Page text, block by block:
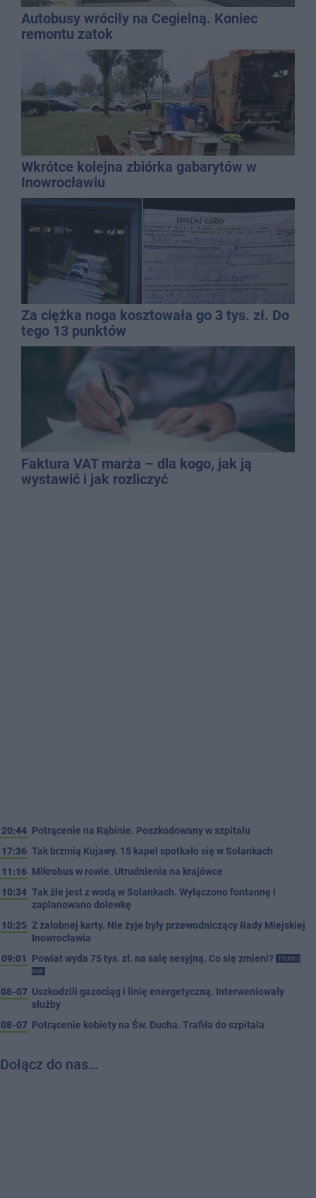
Autobusy wróciły na Cegielną. Koniec
remontu zatok
Wkrótce kolejna zbiórka gabarytów w
Inowrocławiu
Za ciężka noga kosztowała go 3 tys. zł. Do
tego 13 punktów
Faktura VAT marża – dla kogo, jak ją
wystawić i jak rozliczyć
20:44 Potrącenie na Rąbinie. Poszkodowany w szpitalu
17:36 Tak brzmią Kujawy. 15 kapel spotkało się w Solankach
11:16 Mikrobus w rowie. Utrudnienia na krajówce
10:34 Tak źle jest z wodą w Solankach. Wyłączono fontannę i
zaplanowano dolewkę
10:25 Z żałobnej karty. Nie żyje były przewodniczący Rady Miejskiej
Inowrocławia
09:01
Powiat wyda 75 tys. zł. na salę sesyjną. Co się zmieni?
TYLKO U
NAS
08-07 Uszkodzili gazociąg i linię energetyczną. Interweniowały
służby
08-07 Potrącenie kobiety na Św. Ducha. Trafiła do szpitala
Dołącz do nas…